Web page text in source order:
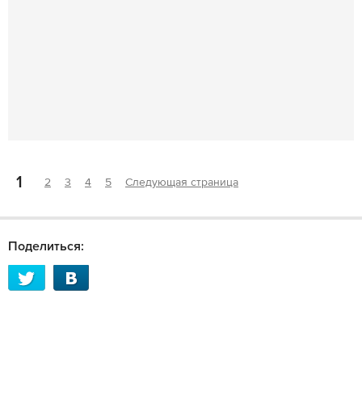
1 2 3 4 5 Следующая страница
Поделиться: